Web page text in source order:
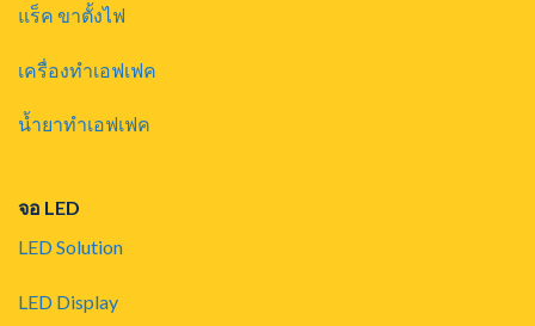
แร็ค ขาตั้งไฟ
เครื่องทำเอฟเฟค
น้ำยาทำเอฟเฟค
จอ LED
LED Solution
LED Display